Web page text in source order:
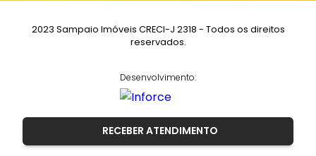
RECEBER ATENDIMENTO
2023 Sampaio Imóveis CRECI-J 2318 - Todos os direitos
reservados.
Desenvolvimento: